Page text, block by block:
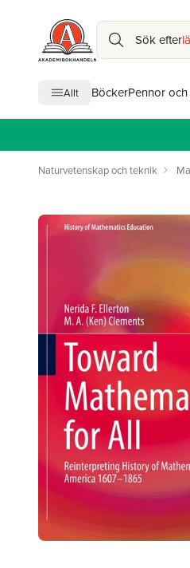
Sök efter
Allt BöckerPennor
Naturvetenskap och teknik